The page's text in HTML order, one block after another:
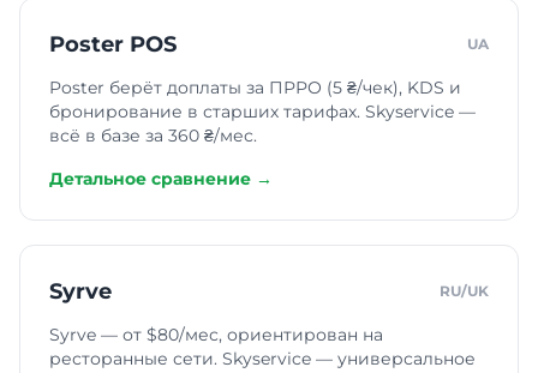
Автомойка
Больница
Стоматология
Спа-Салон
Poster POS UA
Poster берёт доплаты за ПРРО (5 ₴/чек), KDS и
бронирование в старших тарифах. Skyservice —
всё в базе за 360 ₴/мес.
Детальное сравнение →
Syrve RU/UK
Syrve — от $80/мес, ориентирован на
ресторанные сети. Skyservice — универсальное